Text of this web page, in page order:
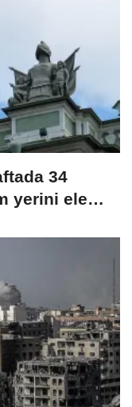
34
yerini ele